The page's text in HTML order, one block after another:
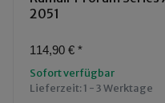
2051
114,90 € *
Sofort verfügbar
Lieferzeit:1 - 3 Werktage